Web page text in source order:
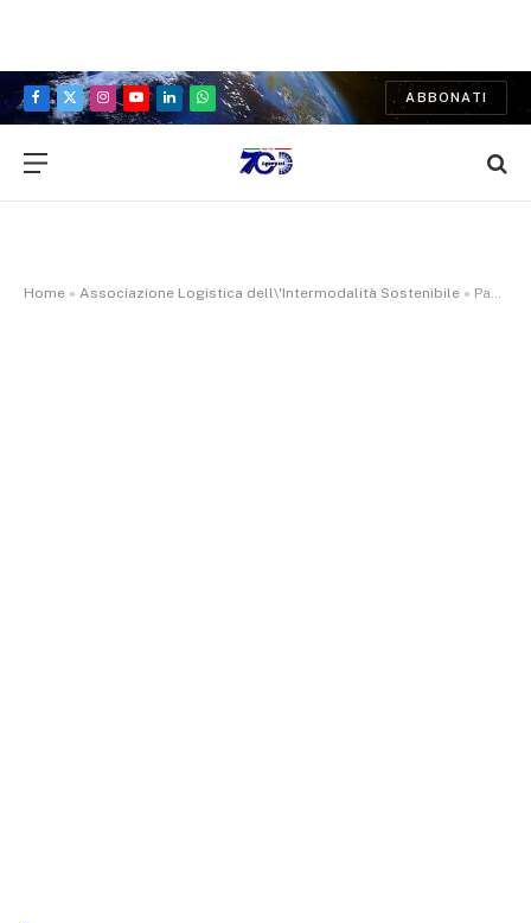
Facebook
X
Instagram
YouTubeLinkedInWhatsApp
ABBONATI
Home » Associazione Logistica dell\'Intermodalità Sostenibile » Pagina 4